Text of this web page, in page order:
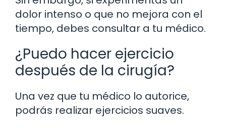
dolor intenso o que no mejora con el
tiempo, debes consultar a tu médico.
¿Puedo hacer ejercicio
después de la cirugía?
Una vez que tu médico lo autorice,
podrás realizar ejercicios suaves.